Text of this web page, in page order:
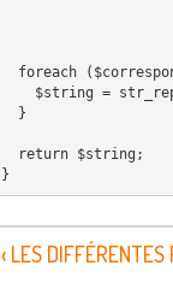
foreach
$string =
  }
  return $string;
}
‹ LES